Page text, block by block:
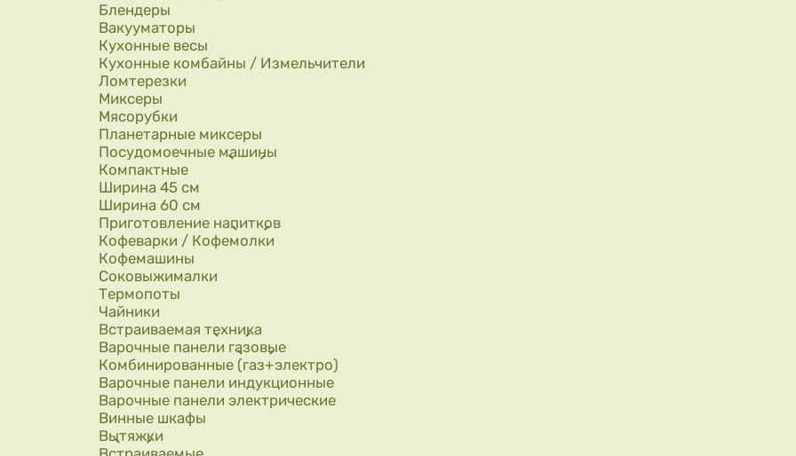
Блендеры
Вакууматоры
Кухонные весы
Кухонные комбайны / Измельчители
Ломтерезки
Миксеры
Мясорубки
Планетарные миксеры
Посудомоечные машины
Компактные
Ширина 45 см
Ширина 60 см
Приготовление напитков
Кофеварки / Кофемолки
Кофемашины
Соковыжималки
Термопоты
Чайники
Встраиваемая техника
Варочные панели газовые
Комбинированные (газ+электро)
Варочные панели индукционные
Варочные панели электрические
Винные шкафы
Вытяжки